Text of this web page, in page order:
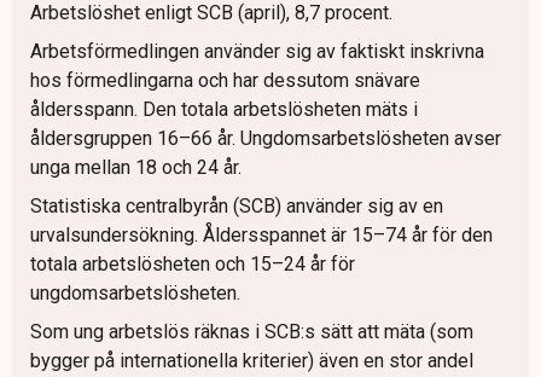
Arbetslöshet enligt SCB (april), 8,7 procent.
Arbetsförmedlingen använder sig av faktiskt inskrivna
hos förmedlingarna och har dessutom snävare
åldersspann. Den totala arbetslösheten mäts i
åldersgruppen 16–66 år. Ungdomsarbetslösheten avser
unga mellan 18 och 24 år.
Statistiska centralbyrån (SCB) använder sig av en
urvalsundersökning. Åldersspannet är 15–74 år för den
totala arbetslösheten och 15–24 år för
ungdomsarbetslösheten.
Som ung arbetslös räknas i SCB:s sätt att mäta (som
bygger på internationella kriterier) även en stor andel